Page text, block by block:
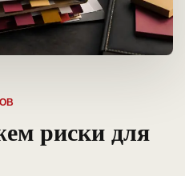
риски для